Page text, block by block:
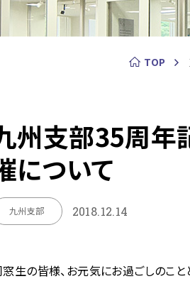
TOP
州支部35周年
について
九州支部 2018.12.14
生の皆様、お元気にお過ごしのこと